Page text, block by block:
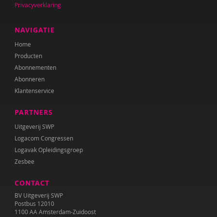
Dominique Grotenhuis
Anneke Guis
Janneke Hagenaar
Noëlle Haitsma
Audrey van den Ham
Anne Mijke van Harten
Barbara Hermsen
E. Hoekstra
Laura Hoogcarspel
Laura Hovenkamp
Privacyverklaring
NAVIGATIE
Home
Producten
Abonnementen
Abonneren
Klantenservice
PARTNERS
Uitgeverij SWP
Logacom Congressen
Logavak Opleidingsgroep
Zesbee
CONTACT
BV Uitgeverij SWP
Postbus 12010
1100 AA Amsterdam-Zuidoost